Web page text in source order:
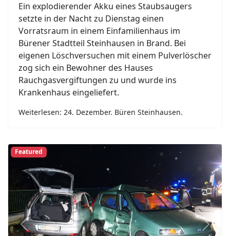
Ein explodierender Akku eines Staubsaugers
setzte in der Nacht zu Dienstag einen
Vorratsraum in einem Einfamilienhaus im
Bürener Stadtteil Steinhausen in Brand. Bei
eigenen Löschversuchen mit einem Pulverlöscher
zog sich ein Bewohner des Hauses
Rauchgasvergiftungen zu und wurde ins
Krankenhaus eingeliefert.
Weiterlesen: 24. Dezember. Büren Steinhausen.
Previous Next
Featured